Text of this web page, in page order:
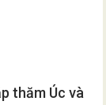
thăm Úc và